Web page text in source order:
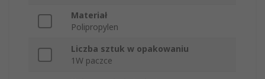
Materiał
Polipropylen
Liczba sztuk w opakowaniu
1W paczce